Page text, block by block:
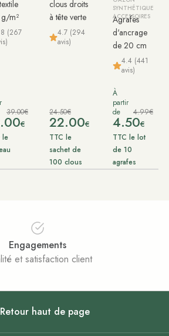
m²
(267
39.00€
€
le
clous droits
à tête verte
4.7 (294
avis)
24.50€
22.00€
TTC le
sachet de
100 clous
SYNTHÉTIQUE
ACCESSOIRES
Agrafes
d'ancrage
de 20 cm
4.4 (441
avis)
À
partir
de
4.99€
4.50€
TTC le lot
de 10
agrafes
Engagements
et satisfaction client
Retour haut de page